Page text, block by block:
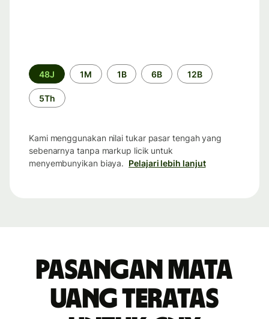
Periode
waktu
48J 1M 1B 6B 12B
5Th
Kami menggunakan nilai tukar pasar tengah yang
sebenarnya tanpa markup licik untuk
menyembunyikan biaya. Pelajari lebih lanjut
Pasangan mata
uang teratas